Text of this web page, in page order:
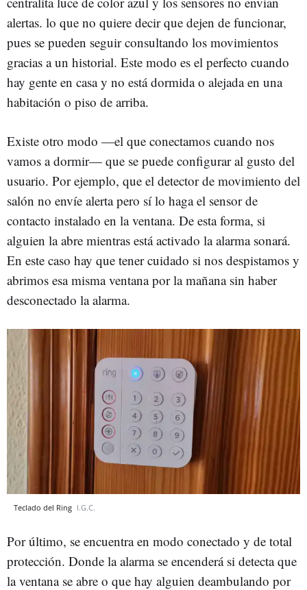
alertas. lo que no quiere decir que dejen de funcionar,
pues se pueden seguir consultando los movimientos
gracias a un historial. Este modo es el perfecto cuando
hay gente en casa y no está dormida o alejada en una
habitación o piso de arriba.
Existe otro modo —el que conectamos cuando nos
vamos a dormir— que se puede configurar al gusto del
usuario. Por ejemplo, que el detector de movimiento del
salón no envíe alerta pero sí lo haga el sensor de
contacto instalado en la ventana. De esta forma, si
alguien la abre mientras está activado la alarma sonará.
En este caso hay que tener cuidado si nos despistamos y
abrimos esa misma ventana por la mañana sin haber
desconectado la alarma.
Teclado del Ring I.G.C.
Por último, se encuentra en modo conectado y de total
protección. Donde la alarma se encenderá si detecta que
la ventana se abre o que hay alguien deambulando por